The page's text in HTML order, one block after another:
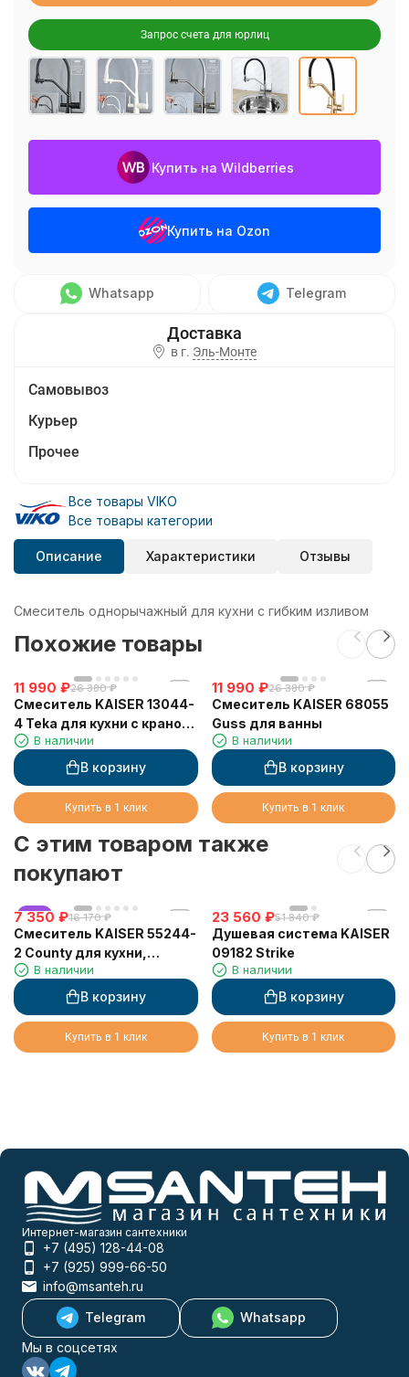
Запрос счета для юрлиц
Купить на Wildberries
Купить на Ozon
Whatsapp Telegram
в г. Эль-Монте
Самовывоз
Курьер
Прочее
Все товары VIKO
Все товары категории
Описание Характеристики Отзывы
Смеситель однорычажный для кухни с гибким изливом
Похожие товары
11 990 ₽26 380 ₽
Смеситель KAISER 13044-
4 Teka для кухни с краном
для питьевой воды,
песочный
В наличии
В корзину
Купить в 1 клик
11 990 ₽26 380 ₽
Смеситель KAISER 68055
Guss для ванны
В наличии
В корзину
Купить в 1 клик
C этим товаром также
покупают
хит
7 350 ₽16 170 ₽
Смеситель KAISER 55244-
2 County для кухни,
серебро
В наличии
В корзину
Купить в 1 клик
23 560 ₽51 840 ₽
Душевая система KAISER
09182 Strike
В наличии
В корзину
Купить в 1 клик
Интернет-магазин сантехники
+7 (495) 128-44-08
+7 (925) 999-66-50
info@msanteh.ru
Telegram
Whatsapp
Мы в соцсетях